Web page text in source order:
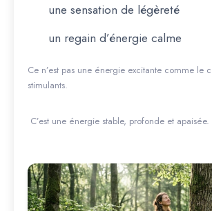
une sensation de légèreté
un regain d’énergie calme
Ce n’est pas une énergie excitante comme le
stimulants.
C’est une énergie stable, profonde et apaisée.